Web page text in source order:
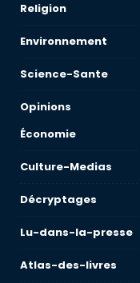
Religion
Environnement
Science-Sante
Opinions
Économie
Culture-Medias
Décryptages
Lu-dans-la-presse
Atlas-des-livres